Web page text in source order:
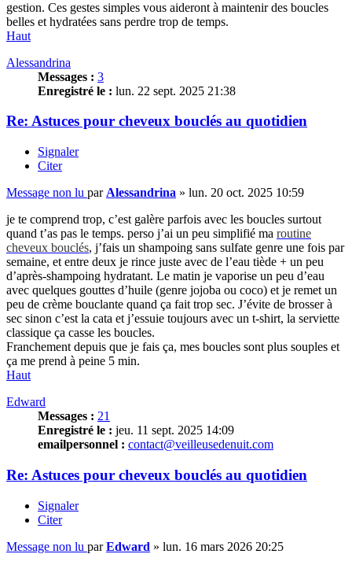
gestion. Ces gestes simples vous aideront à maintenir des boucles
belles et hydratées sans perdre trop de temps.
Haut
Alessandrina
Messages : 3
Enregistré le : lun. 22 sept. 2025 21:38
Re: Astuces pour cheveux bouclés au quotidien
Signaler
Citer
Message non lu par Alessandrina » lun. 20 oct. 2025 10:59
je te comprend trop, c’est galère parfois avec les boucles surtout
quand t’as pas le temps. perso j’ai un peu simplifié ma routine
cheveux bouclés, j’fais un shampoing sans sulfate genre une fois par
semaine, et entre deux je rince juste avec de l’eau tiède + un peu
d’après-shampoing hydratant. Le matin je vaporise un peu d’eau
avec quelques gouttes d’huile (genre jojoba ou coco) et je remet un
peu de crème bouclante quand ça fait trop sec. J’évite de brosser à
sec sinon c’est la cata et j’essuie toujours avec un t-shirt, la serviette
classique ça casse les boucles.
Franchement depuis que je fais ça, mes boucles sont plus souples et
ça me prend à peine 5 min.
Haut
Edward
Messages : 21
Enregistré le : jeu. 11 sept. 2025 14:09
emailpersonnel : contact@veilleusedenuit.com
Re: Astuces pour cheveux bouclés au quotidien
Signaler
Citer
Message non lu parEdward » lun. 16 mars 2026 20:25